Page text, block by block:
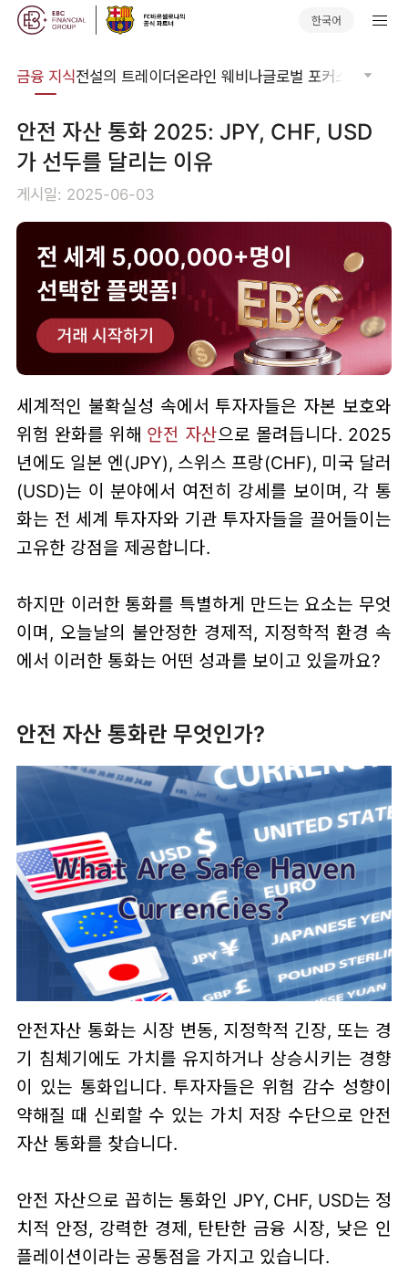
한국어
금융 지식전설의 트레이더온라인 웨비나글로벌 포커스 기술적
안전 자산 통화 2025: JPY, CHF, USD
가 선두를 달리는 이유
게시일: 2025-06-03
세계적인 불확실성 속에서 투자자들은 자본 보호와
위험 완화를 위해 안전 자산으로 몰려듭니다. 2025
년에도 일본 엔(JPY), 스위스 프랑(CHF), 미국 달러
(USD)는 이 분야에서 여전히 강세를 보이며, 각 통
화는 전 세계 투자자와 기관 투자자들을 끌어들이는
고유한 강점을 제공합니다.
하지만 이러한 통화를 특별하게 만드는 요소는 무엇
이며, 오늘날의 불안정한 경제적, 지정학적 환경 속
에서 이러한 통화는 어떤 성과를 보이고 있을까요?
안전 자산 통화란 무엇인가?
안전자산 통화는 시장 변동, 지정학적 긴장, 또는 경
기 침체기에도 가치를 유지하거나 상승시키는 경향
이 있는 통화입니다. 투자자들은 위험 감수 성향이
약해질 때 신뢰할 수 있는 가치 저장 수단으로 안전
자산 통화를 찾습니다.
안전 자산으로 꼽히는 통화인 JPY, CHF, USD는 정
치적 안정, 강력한 경제, 탄탄한 금융 시장, 낮은 인
플레이션이라는 공통점을 가지고 있습니다.